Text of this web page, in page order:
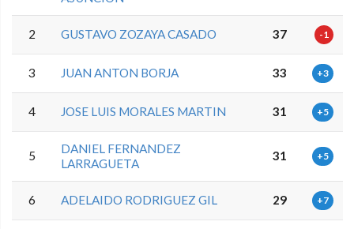
2 GUSTAVO ZOZAYA CASADO 37 -1
3 JUAN ANTON BORJA 33 +3
4 JOSE LUIS MORALES MARTIN 31 +5
5
DANIEL FERNANDEZ
LARRAGUETA
31 +5
6 ADELAIDO RODRIGUEZ GIL 29 +7